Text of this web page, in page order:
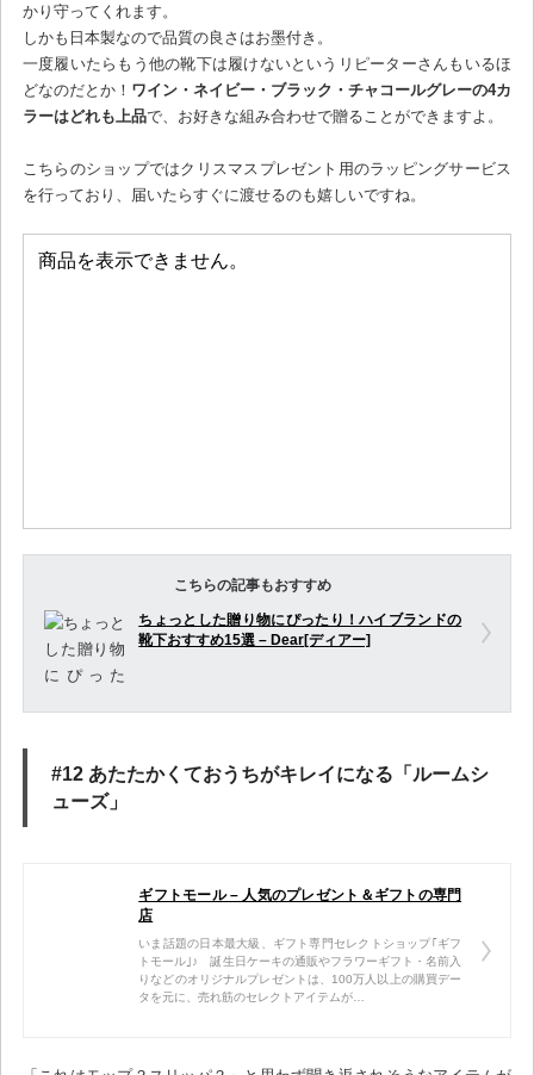
かり守ってくれます。
しかも日本製なので品質の良さはお墨付き。
一度履いたらもう他の靴下は履けないというリピーターさんもいるほ
どなのだとか！ ワイン・ネイビー・ブラック・チャコールグレーの4カ
ラーはどれも上品で、お好きな組み合わせで贈ることができますよ。
こちらのショップではクリスマスプレゼント用のラッピングサービス
を行っており、届いたらすぐに渡せるのも嬉しいですね。
こちらの記事もおすすめ
ちょっとした贈り物にぴったり！ハイブランドの
靴下おすすめ15選 – Dear[ディアー]
#12 あたたかくておうちがキレイになる「ルームシ
ューズ」
ギフトモール – 人気のプレゼント＆ギフトの専門
店
いま話題の日本最大級、ギフト専門セレクトショップ｢ギフ
トモール｣♪ 誕生日ケーキの通販やフラワーギフト・名前入
りなどのオリジナルプレゼントは、100万人以上の購買デー
タを元に、売れ筋のセレクトアイテムが…